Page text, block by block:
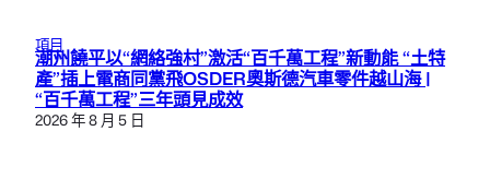
項目
潮州饒平以“網絡強村”激活“百千萬工程”新動能 “土特
產”插上電商同黨飛OSDER奧斯德汽車零件越山海 |
“百千萬工程”三年頭見成效
2026 年 8 月 5 日